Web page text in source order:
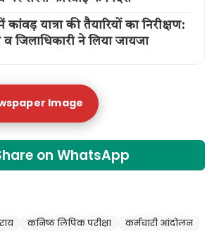
कांवड़ यात्रा की तैयारियों का निरीक्षण:
ने लिया जायजा
Image
on WhatsApp
कनिष्ठ लिपिक परीक्षा
कर्मचारी आंदोलन